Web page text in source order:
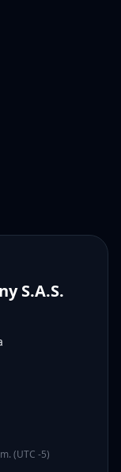
S.A.S.
(UTC -5)